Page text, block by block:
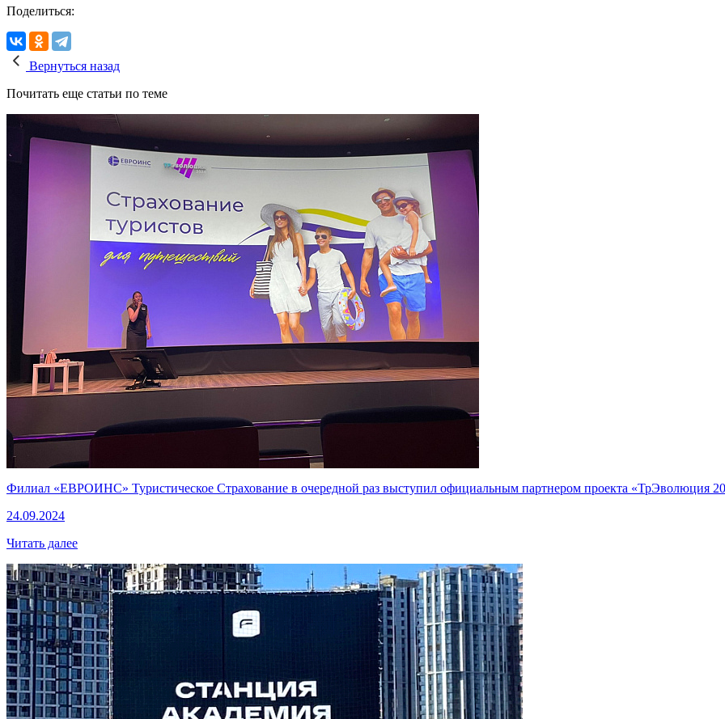
Поделиться:
Вернуться назад
Почитать еще статьи по теме
Филиал «ЕВРОИНС» Туристическое Страхование в очередной раз выступил официальным партнером проекта «ТрЭволюция
24.09.2024
Читать далее